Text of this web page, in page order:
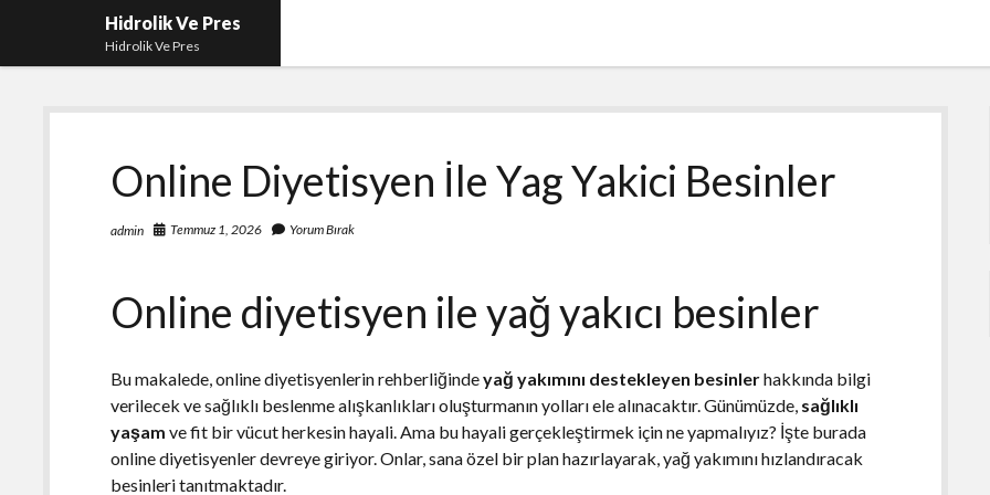
Hidrolik Ve Pres
Hidrolik Ve Pres
Online Diyetisyen İle Yag Yakici Besinler
admin Temmuz 1, 2026 Yorum Bırak
Online diyetisyen ile yağ yakıcı besinler
Bu makalede, online diyetisyenlerin rehberliğindeyağ yakımını destekleyen besinlerhakkında bilgi
verilecek ve sağlıklı beslenme alışkanlıkları oluşturmanın yolları ele alınacaktır. Günümüzde, sağlıklı
yaşam ve fit bir vücut herkesin hayali. Ama bu hayali gerçekleştirmek için ne yapmalıyız? İşte burada
online diyetisyenler devreye giriyor. Onlar, sana özel bir plan hazırlayarak, yağ yakımını hızlandıracak
besinleri tanıtmaktadır.